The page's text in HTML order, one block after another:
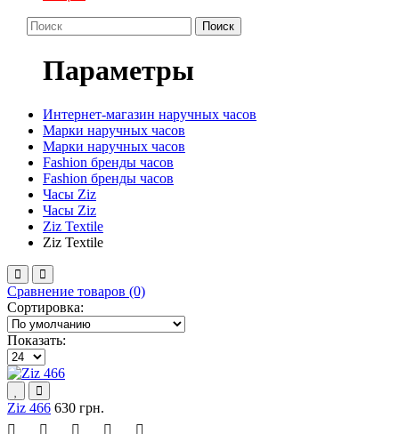
Поиск
Параметры
Интернет-магазин наручных часов
Марки наручных часов
Марки наручных часов
Fashion бренды часов
Fashion бренды часов
Часы Ziz
Часы Ziz
Ziz Textile
Ziz Textile
Сравнение товаров (0)
Сортировка:
Показать:
Ziz 466 630 грн.